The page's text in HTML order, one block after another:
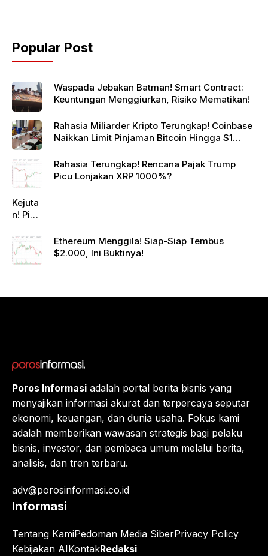
Popular Post
Waspada Jebakan Batman! Smart Contract:
Keuntungan Menggiurkan, Risiko Mematikan!
Rahasia Miliarder Kripto Terungkap! Coinbase
Naikkan Limit Pinjaman Bitcoin Hingga $1
Rahasia Terungkap! Rencana Pajak Trump
Picu Lonjakan XRP 1000%?
Kejuta
n! Pi
rk
Gande
ng
Eropa,
Ethereum Menggila! Siap-Siap Tembus
$2.000, Ini Buktinya!
Poros Informasi adalah portal berita bisnis yang
menyajikan informasi akurat dan terpercaya seputar
ekonomi, keuangan, dan dunia usaha. Fokus kami
adalah memberikan wawasan strategis bagi pelaku
bisnis, investor, dan pembaca umum melalui berita,
analisis, dan tren terbaru.
adv@porosinformasi.co.id
Informasi
Tentang KamiPedoman Media SiberPrivacy Policy
Kebijakan AIKontakRedaksi